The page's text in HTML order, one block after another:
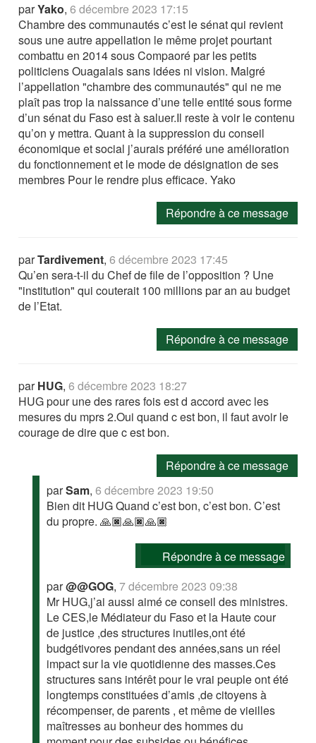
parYako,6 décembre 2023 17:15
Chambre des communautés c’est le sénat qui revient
sous une autre appellation le même projet pourtant
combattu en 2014 sous Compaoré par les petits
politiciens Ouagalais sans idées ni vision. Malgré
l’appellation "chambre des communautés" qui ne me
plaît pas trop la naissance d’une telle entité sous forme
d’un sénat du Faso est à saluer.Il reste à voir le contenu
qu’on y mettra. Quant à la suppression du conseil
économique et social j’aurais préféré une amélioration
du fonctionnement et le mode de désignation de ses
membres Pour le rendre plus efficace. Yako
Répondre à ce message
parTardivement,6 décembre 2023 17:45
Qu’en sera-t-il du Chef de file de l’opposition ? Une
"institution" qui couterait 100 millions par an au budget
de l’Etat.
Répondre à ce message
parHUG,6 décembre 2023 18:27
HUG pour une des rares fois est d accord avec les
mesures du mprs 2.Oui quand c est bon, il faut avoir le
courage de dire que c est bon.
Répondre à ce message
parSam,6 décembre 2023 19:50
Bien dit HUG Quand c’est bon, c’est bon. C’est
du propre. 🙏🏿🙏🏿🙏🏿
Répondre à ce message
par@@GOG,7 décembre 2023 09:38
Mr HUG,j’ai aussi aimé ce conseil des ministres.
Le CES,le Médiateur du Faso et la Haute cour
de justice ,des structures inutiles,ont été
budgétivores pendant des années,sans un réel
impact sur la vie quotidienne des masses.Ces
structures sans intérêt pour le vrai peuple ont été
longtemps constituées d’amis ,de citoyens à
récompenser, de parents , et même de vieilles
maîtresses au bonheur des hommes du